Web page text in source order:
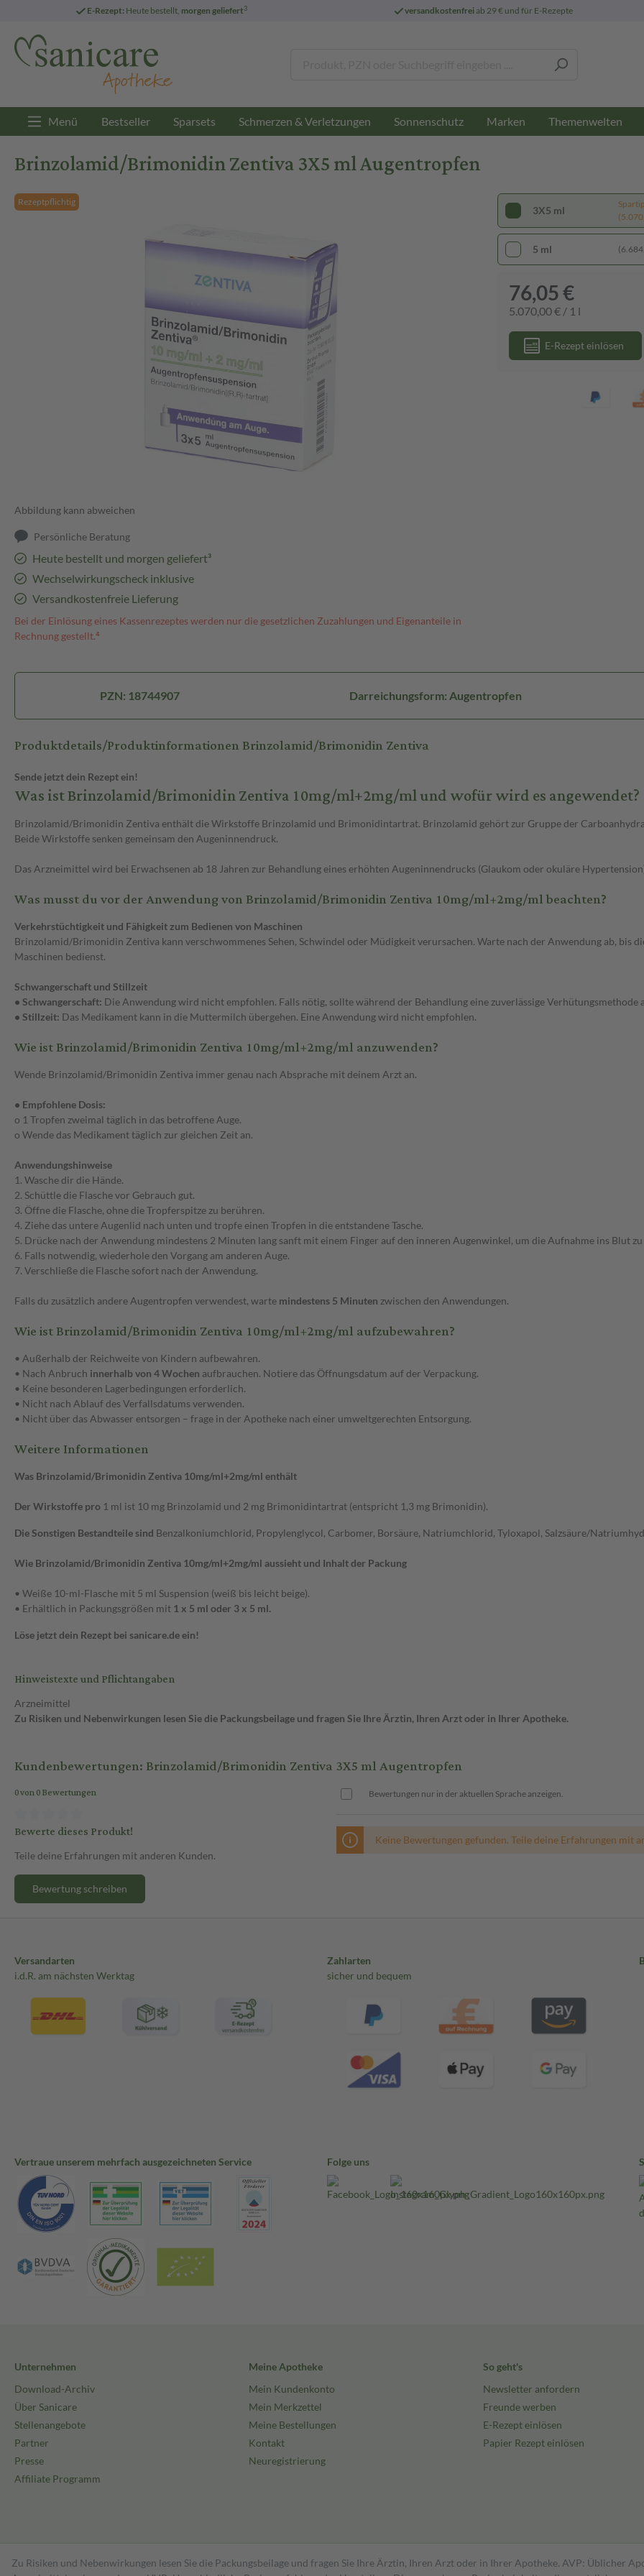
E-Rezept: Heute bestellt, morgen geliefert3 versandkostenfreiab 29 € und für E-Rezepte
Menü Bestseller Sparsets Schmerzen & Verletzungen Sonnenschutz Marken Themenwelten
Brinzolamid/Brimonidin Zentiva 3X5 ml Augentropfen
Rezeptpflichtig
Abbildung kann abweichen
Persönliche Beratung
Heute bestellt und morgen geliefert³
Wechselwirkungscheck inklusive
Versandkostenfreie Lieferung
Bei der Einlösung eines Kassenrezeptes werden nur die gesetzlichen Zuzahlungen und Eigenanteile in
Rechnung gestellt.⁴
3X5 ml
5 ml
76,05 €
5.070,00 € / 1 l
E-Rezept einlösen
PZN: 18744907 Darreichungsform: Augentropfen
Produktdetails/Produktinformationen Brinzolamid/Brimonidin Zentiva
Sende jetzt dein Rezept ein!
Was ist Brinzolamid/Brimonidin Zentiva 10mg/ml+2mg/ml und wofür wird es angewendet?
Brinzolamid/Brimonidin Zentiva enthält die Wirkstoffe Brinzolamid und Brimonidintartrat. Brinzolamid gehört zur Gruppe der
Beide Wirkstoffe senken gemeinsam den Augeninnendruck.
Das Arzneimittel wird bei Erwachsenen ab 18 Jahren zur Behandlung eines erhöhten Augeninnendrucks (Glaukom oder okuläre
Was musst du vor der Anwendung von Brinzolamid/Brimonidin Zentiva 10mg/ml+2mg/ml beachten?
Verkehrstüchtigkeit und Fähigkeit zum Bedienen von Maschinen
Brinzolamid/Brimonidin Zentiva kann verschwommenes Sehen, Schwindel oder Müdigkeit verursachen. Warte nach der Anwendung ab, bis
Maschinen bedienst.
Schwangerschaft und Stillzeit
• Schwangerschaft: Die Anwendung wird nicht empfohlen. Falls nötig, sollte während der Behandlung eine zuverlässige Verhütungsmethode
• Stillzeit: Das Medikament kann in die Muttermilch übergehen. Eine Anwendung wird nicht empfohlen.
Wie ist Brinzolamid/Brimonidin Zentiva 10mg/ml+2mg/ml anzuwenden?
Wende Brinzolamid/Brimonidin Zentiva immer genau nach Absprache mit deinem Arzt an.
• Empfohlene Dosis:
o 1 Tropfen zweimal täglich in das betroffene Auge.
o Wende das Medikament täglich zur gleichen Zeit an.
Anwendungshinweise
1. Wasche dir die Hände.
2. Schüttle die Flasche vor Gebrauch gut.
3. Öffne die Flasche, ohne die Tropferspitze zu berühren.
4. Ziehe das untere Augenlid nach unten und tropfe einen Tropfen in die entstandene Tasche.
5. Drücke nach der Anwendung mindestens 2 Minuten lang sanft mit einem Finger auf den inneren Augenwinkel, um die Aufnahme ins Blut
6. Falls notwendig, wiederhole den Vorgang am anderen Auge.
7. Verschließe die Flasche sofort nach der Anwendung.
Falls du zusätzlich andere Augentropfen verwendest, warte mindestens 5 Minuten zwischen den Anwendungen.
Wie ist Brinzolamid/Brimonidin Zentiva 10mg/ml+2mg/ml aufzubewahren?
• Außerhalb der Reichweite von Kindern aufbewahren.
• Nach Anbruch innerhalb von 4 Wochen aufbrauchen. Notiere das Öffnungsdatum auf der Verpackung.
• Keine besonderen Lagerbedingungen erforderlich.
• Nicht nach Ablauf des Verfallsdatums verwenden.
• Nicht über das Abwasser entsorgen – frage in der Apotheke nach einer umweltgerechten Entsorgung.
Weitere Informationen
Was Brinzolamid/Brimonidin Zentiva 10mg/ml+2mg/ml enthält
Der Wirkstoffe pro 1 ml ist 10 mg Brinzolamid und 2 mg Brimonidintartrat (entspricht 1,3 mg Brimonidin).
Die Sonstigen Bestandteile sind Benzalkoniumchlorid, Propylenglycol, Carbomer, Borsäure, Natriumchlorid, Tyloxapol, Salzsäure/
Wie Brinzolamid/Brimonidin Zentiva 10mg/ml+2mg/ml aussieht und Inhalt der Packung
• Weiße 10-ml-Flasche mit 5 ml Suspension (weiß bis leicht beige).
• Erhältlich in Packungsgrößen mit 1 x 5 ml oder 3 x 5 ml.
Löse jetzt dein Rezept bei sanicare.de ein!
Hinweistexte und Pflichtangaben
Arzneimittel
Zu Risiken und Nebenwirkungen lesen Sie die Packungsbeilage und fragen Sie Ihre Ärztin, Ihren Arzt oder in Ihrer Apotheke.
Kundenbewertungen: Brinzolamid/Brimonidin Zentiva 3X5 ml Augentropfen
0 von 0 Bewertungen
Bewerte dieses Produkt!
Teile deine Erfahrungen mit anderen Kunden.
Bewertung schreiben
Bewertungen nur in der aktuellen Sprache anzeigen.
Keine Bewertungen gefunden. Teile deine Erfahrungen mit
Versandarten
i.d.R. am nächsten Werktag
Zahlarten
sicher und bequem
Vertraue unserem mehrfach ausgezeichneten Service Folge uns
Unternehmen
Download-Archiv
Über Sanicare
Stellenangebote
Partner
Presse
Affiliate Programm
Meine Apotheke
Mein Kundenkonto
Mein Merkzettel
Meine Bestellungen
Kontakt
Neuregistrierung
So geht's
Newsletter anfordern
Freunde werben
E-Rezept einlösen
Papier Rezept einlösen
Zu Risiken und Nebenwirkungen lesen Sie die Packungsbeilage und fragen Sie Ihre Ärztin, Ihren Arzt oder in Ihrer Apotheke. AVP: Üblicher